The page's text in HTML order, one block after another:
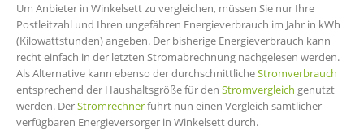
Um Anbieter in Winkelsett zu vergleichen, müssen Sie nur Ihre
Postleitzahl und Ihren ungefähren Energieverbrauch im Jahr in kWh
(Kilowattstunden) angeben. Der bisherige Energieverbrauch kann
recht einfach in der letzten Stromabrechnung nachgelesen werden.
Als Alternative kann ebenso der durchschnittlicheStromverbrauch
entsprechend der Haushaltsgröße für den Stromvergleich genutzt
werden. DerStromrechnerführt nun einen Vergleich sämtlicher
verfügbaren Energieversorger in Winkelsett durch.